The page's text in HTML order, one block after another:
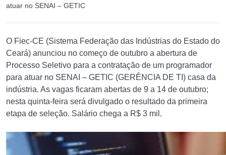
atuar no SENAI – GETIC
O Fiec-CE (Sistema Federação das Indústrias do Estado do
Ceará) anunciou no começo de outubro a abertura de
Processo Seletivo para a contratação de um programador
para atuar no SENAI – GETIC (GERÊNCIA DE TI) casa da
indústria. As vagas ficaram abertas de 9 a 14 de outubro;
nesta quinta-feira será divulgado o resultado da primeira
etapa de seleção. Salário chega a R$ 3 mil.